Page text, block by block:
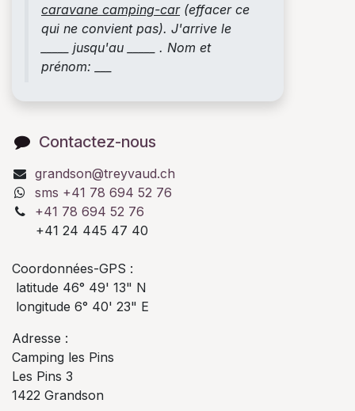
caravane camping-car(effacer ce
qui ne convient pas). J'arrive le
_____ jusqu'au _____ . Nom et
prénom: ___
Contactez-nous
grandson@treyvaud.ch
sms +41 78 694 52 76
+41 78 694 52 76
+41 24 445 47 40
Coordonnées-GPS :
latitude 46° 49' 13" N
longitude 6° 40' 23" E
Adresse :
Camping les Pins
Les Pins 3
1422 Grandson